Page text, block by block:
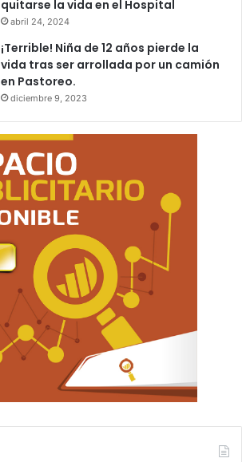
quitarse la vida en el Hospital
abril 24, 2024
¡Terrible! Niña de 12 años pierde la
vida tras ser arrollada por un camión
en Pastoreo.
diciembre 9, 2023